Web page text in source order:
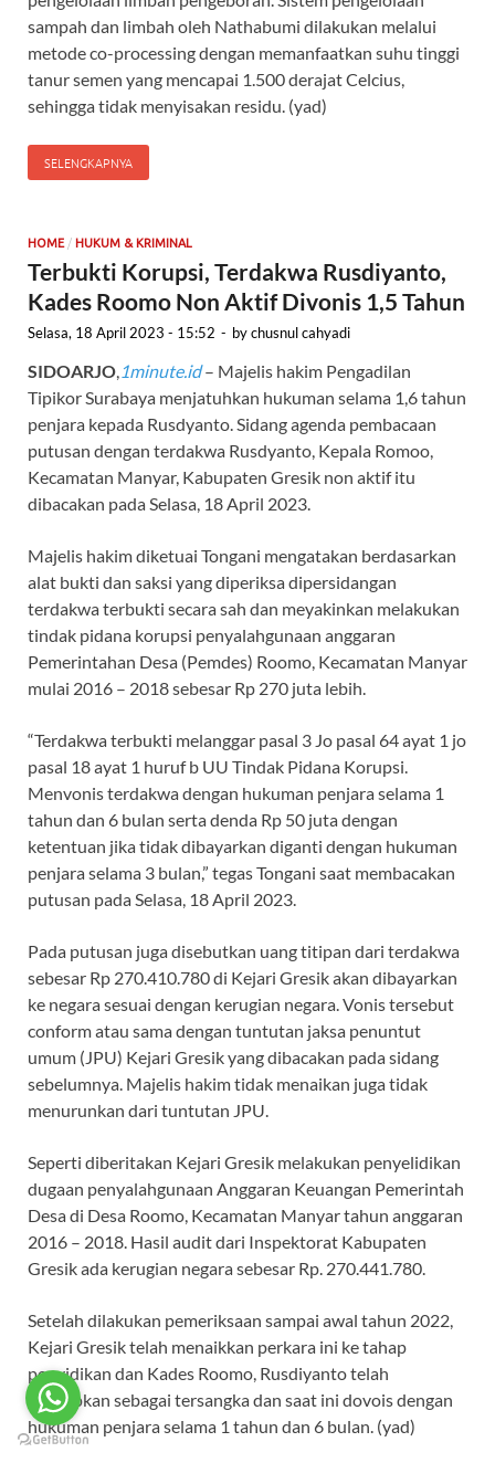
sampah dan limbah oleh Nathabumi dilakukan melalui
metode co-processing dengan memanfaatkan suhu tinggi
tanur semen yang mencapai 1.500 derajat Celcius,
sehingga tidak menyisakan residu. (yad)
SELENGKAPNYA
HOME/ HUKUM & KRIMINAL
Terbukti Korupsi, Terdakwa Rusdiyanto,
Kades Roomo Non Aktif Divonis 1,5 Tahun
Selasa, 18 April 2023 - 15:52 - bychusnul cahyadi
SIDOARJO, 1minute.id– Majelis hakim Pengadilan
Tipikor Surabaya menjatuhkan hukuman selama 1,6 tahun
penjara kepada Rusdyanto. Sidang agenda pembacaan
putusan dengan terdakwa Rusdyanto, Kepala Romoo,
Kecamatan Manyar, Kabupaten Gresik non aktif itu
dibacakan pada Selasa, 18 April 2023.
Majelis hakim diketuai Tongani mengatakan berdasarkan
alat bukti dan saksi yang diperiksa dipersidangan
terdakwa terbukti secara sah dan meyakinkan melakukan
tindak pidana korupsi penyalahgunaan anggaran
Pemerintahan Desa (Pemdes) Roomo, Kecamatan Manyar
mulai 2016 – 2018 sebesar Rp 270 juta lebih.
“Terdakwa terbukti melanggar pasal 3 Jo pasal 64 ayat 1 jo
pasal 18 ayat 1 huruf b UU Tindak Pidana Korupsi.
Menvonis terdakwa dengan hukuman penjara selama 1
tahun dan 6 bulan serta denda Rp 50 juta dengan
ketentuan jika tidak dibayarkan diganti dengan hukuman
penjara selama 3 bulan,” tegas Tongani saat membacakan
putusan pada Selasa, 18 April 2023.
Pada putusan juga disebutkan uang titipan dari terdakwa
sebesar Rp 270.410.780 di Kejari Gresik akan dibayarkan
ke negara sesuai dengan kerugian negara. Vonis tersebut
conform atau sama dengan tuntutan jaksa penuntut
umum (JPU) Kejari Gresik yang dibacakan pada sidang
sebelumnya. Majelis hakim tidak menaikan juga tidak
menurunkan dari tuntutan JPU.
Seperti diberitakan Kejari Gresik melakukan penyelidikan
dugaan penyalahgunaan Anggaran Keuangan Pemerintah
Desa di Desa Roomo, Kecamatan Manyar tahun anggaran
2016 – 2018. Hasil audit dari Inspektorat Kabupaten
Gresik ada kerugian negara sebesar Rp. 270.441.780.
Setelah dilakukan pemeriksaan sampai awal tahun 2022,
Kejari Gresik telah menaikkan perkara ini ke tahap
penyidikan dan Kades Roomo, Rusdiyanto telah
ditetapkan sebagai tersangka dan saat ini dovois dengan
hukuman penjara selama 1 tahun dan 6 bulan. (yad)